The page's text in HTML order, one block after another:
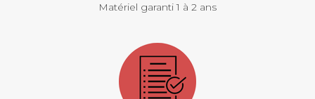
Matériel garanti 1 à 2 ans